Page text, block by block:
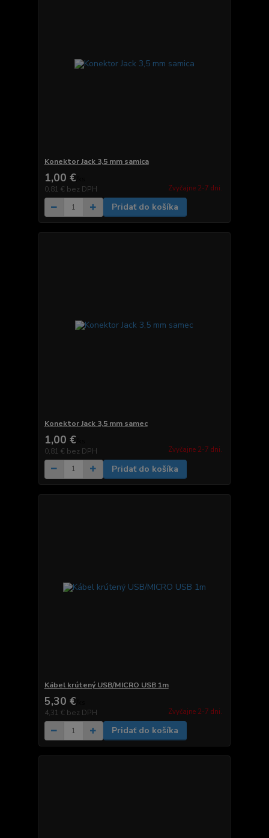
Konektor Jack 3,5 mm samica
1,00 €
0,81 € bez DPH Zvyčajne 2-7 dni.
Pridať do košíka
Konektor Jack 3,5 mm samec
1,00 €
0,81 € bez DPH Zvyčajne 2-7 dni.
Pridať do košíka
Kábel krútený USB/MICRO USB 1m
5,30 €
4,31 € bez DPH Zvyčajne 2-7 dni.
Pridať do košíka